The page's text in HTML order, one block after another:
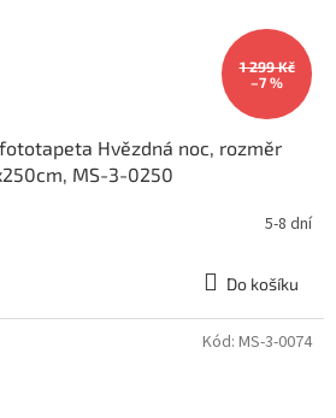
1 299 Kč
–7 %
Hvězdná noc, rozměr
MS-3-0250
5-8 dní
Do košíku
Kód: MS-3-0074